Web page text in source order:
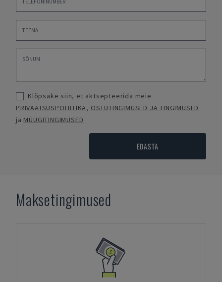
Klõpsake siin, et aktsepteerida meie
PRIVAATSUSPOLIITIKA, OSTUTINGIMUSED JA TINGIMUSED
ja MÜÜGITINGIMUSED
EDASTA
Maksetingimused